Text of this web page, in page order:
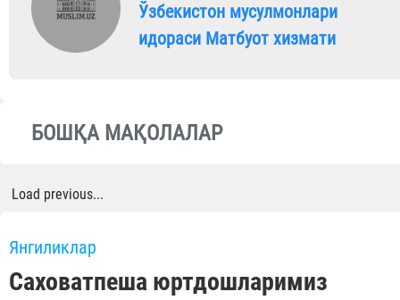
Ўзбекистон мусулмонлари
идораси Матбуот хизмати
БОШҚА МАҚОЛАЛАР
Load previous...
Янгиликлар
Саховатпеша юртдошларимиз